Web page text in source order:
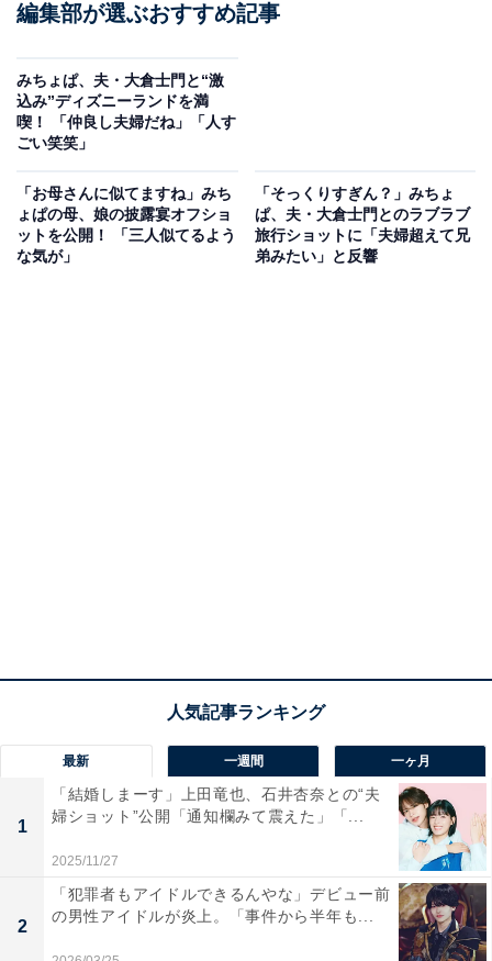
編集部が選ぶおすすめ記事
みちょぱ、夫・大倉士門と“激
込み”ディズニーランドを満
喫！ 「仲良し夫婦だね」「人す
ごい笑笑」
「お母さんに似てますね」みち
ょぱの母、娘の披露宴オフショ
ットを公開！ 「三人似てるよう
な気が」
「そっくりすぎん？」みちょ
ぱ、夫・大倉士門とのラブラブ
旅行ショットに「夫婦超えて兄
弟みたい」と反響
最新 一週間 一ヶ月
1
「結婚しまーす」上田竜也、石井杏奈との“夫
婦ショット”公開「通知欄みて震えた」「...
2025/11/27
2
「犯罪者もアイドルできるんやな」デビュー前
の男性アイドルが炎上。「事件から半年も...